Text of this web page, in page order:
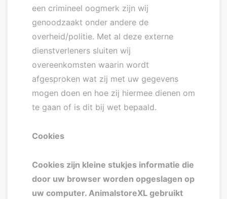
een crimineel oogmerk zijn wij
genoodzaakt onder andere de
overheid/politie. Met al deze externe
dienstverleners sluiten wij
overeenkomsten waarin wordt
afgesproken wat zij met uw gegevens
mogen doen en hoe zij hiermee dienen om
te gaan of is dit bij wet bepaald.
Cookies
Cookies zijn kleine stukjes informatie die
door uw browser worden opgeslagen op
uw computer. AnimalstoreXL gebruikt